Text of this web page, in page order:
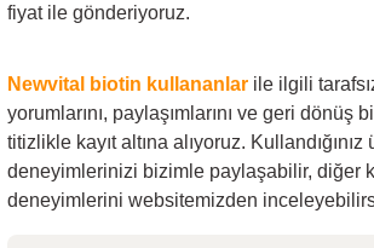
fiyat ile gönderiyoruz.
Newvital biotin kullananlar ile ilgili
yorumlarını, paylaşımlarını ve geri dönüş
titizlikle kayıt altına alıyoruz. Kullandığınız
deneyimlerinizi bizimle paylaşabilir, diğer
deneyimlerini websitemizden